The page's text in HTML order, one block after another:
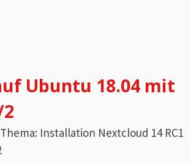
Ubuntu 18.04 mit
Installation Nextcloud 14 RC1